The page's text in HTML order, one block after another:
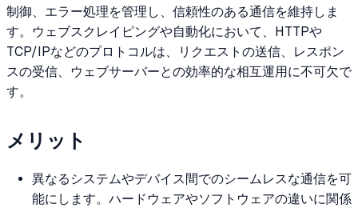
制御、エラー処理を管理し、信頼性のある通信を維持しま
す。ウェブスクレイピングや自動化において、HTTPや
TCP/IPなどのプロトコルは、リクエストの送信、レスポン
スの受信、ウェブサーバーとの効率的な相互運用に不可欠で
す。
メリット
異なるシステムやデバイス間でのシームレスな通信を可
能にします。ハードウェアやソフトウェアの違いに関係